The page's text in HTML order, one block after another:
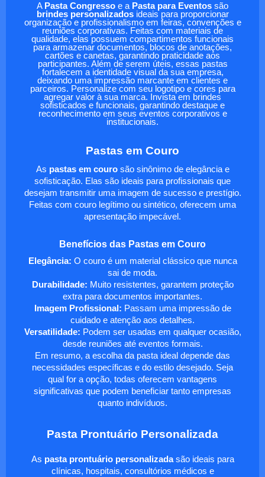
A Pasta Congresso e a Pasta para Eventos são
brindes personalizadosideais para proporcionar
organização e profissionalismo em feiras, convenções e
reuniões corporativas. Feitas com materiais de
qualidade, elas possuem compartimentos funcionais
para armazenar documentos, blocos de anotações,
cartões e canetas, garantindo praticidade aos
participantes. Além de serem úteis, essas pastas
fortalecem a identidade visual da sua empresa,
deixando uma impressão marcante em clientes e
parceiros. Personalize com seu logotipo e cores para
agregar valor à sua marca. Invista em brindes
sofisticados e funcionais, garantindo destaque e
reconhecimento em seus eventos corporativos e
institucionais.
Pastas em Couro
As pastas em courosão sinônimo de elegância e
sofisticação. Elas são ideais para profissionais que
desejam transmitir uma imagem de sucesso e prestígio.
Feitas com couro legítimo ou sintético, oferecem uma
apresentação impecável.
Benefícios das Pastas em Couro
Elegância: O couro é um material clássico que nunca
sai de moda.
Durabilidade: Muito resistentes, garantem proteção
extra para documentos importantes.
Imagem Profissional: Passam uma impressão de
cuidado e atenção aos detalhes.
Versatilidade: Podem ser usadas em qualquer ocasião,
desde reuniões até eventos formais.
Em resumo, a escolha da pasta ideal depende das
necessidades específicas e do estilo desejado. Seja
qual for a opção, todas oferecem vantagens
significativas que podem beneficiar tanto empresas
quanto indivíduos.
Pasta Prontuário Personalizada
As pasta prontuário personalizadasão ideais para
clínicas, hospitais, consultórios médicos e